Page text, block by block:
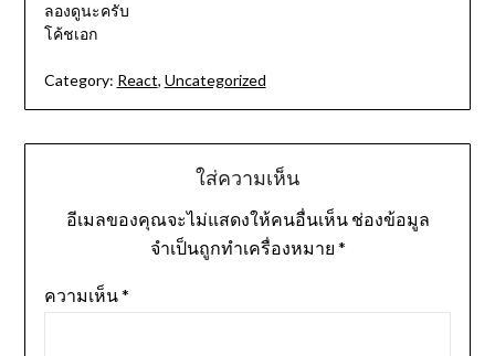
ลองดูนะครับ
โค้ชเอก
Category: React, Uncategorized
ใส่ความเห็น
อีเมลของคุณจะไม่แสดงให้คนอื่นเห็น ช่องข้อมูล
จำเป็นถูกทำเครื่องหมาย *
ความเห็น*